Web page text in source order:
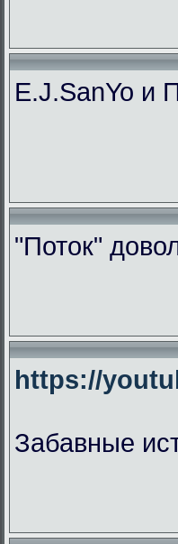
E.J.SanYo и
"Поток"
https://
Забавные